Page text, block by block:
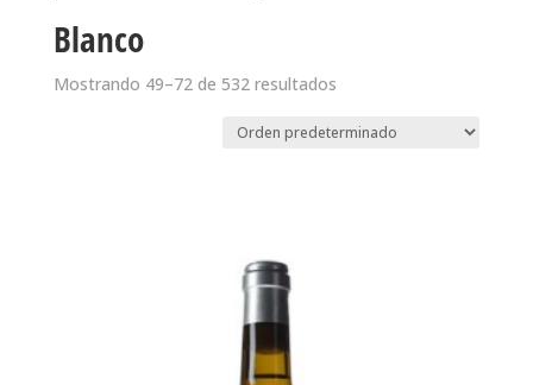
Blanco
Mostrando 49–72 de 532 resultados